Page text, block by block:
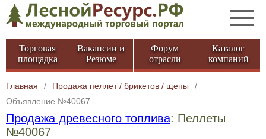
Торговая
площадка
Вакансии и
Резюме
Форум
отрасли
Каталог
компаний
Главная / Продажа пеллет / брикетов / щепы
/
Объявление №40067
Продажа древесного топлива: Пеллеты
№40067